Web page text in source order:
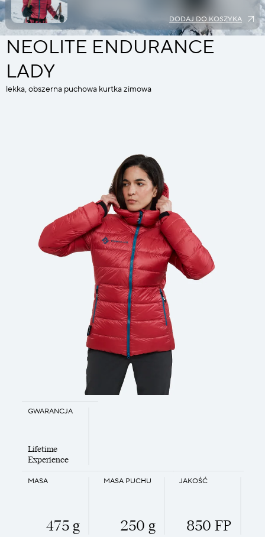
DODAJ DO KOSZYKA
NEOLITE ENDURANCE
LADY
lekka, obszerna puchowa kurtka zimowa
MASA
475 g
JAKOŚĆ
850 FP
MASA PUCHU
250 g
GWARANCJA
Lifetime
Experience